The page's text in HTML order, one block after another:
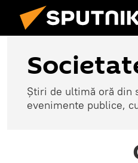
Știri de ultimă oră din
evenimente publice,